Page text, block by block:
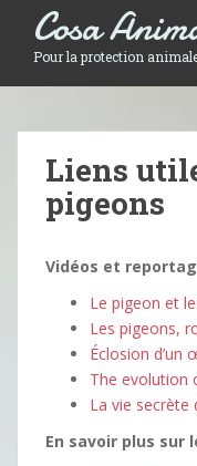
Cosa
Pour la protection
Liens
pigeons
Vidéos et
Le pigeon et
Les pigeons,
Éclosion d’un
The evolution
La vie secrète
En savoir plus sur